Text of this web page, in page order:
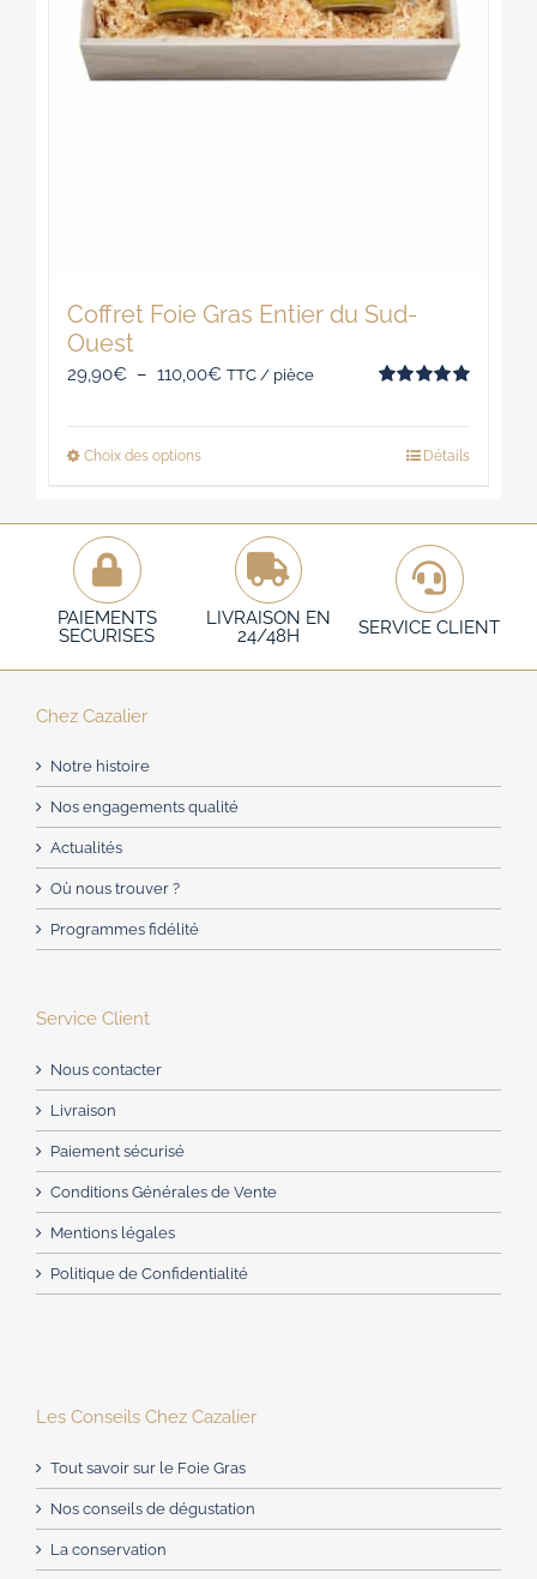
produit
Coffret Foie Gras Entier du Sud-
Ouest
29,90€ – 110,00€Plage
110,00€
TTC / pièce
Choix des optionsCe
a
plusieurs
variations.
Les
sur
la
page
Détails
PAIEMENTS
SECURISES
LIVRAISON EN
24/48H
SERVICE CLIENT
Chez Cazalier
Notre histoire
Nos engagements qualité
Actualités
Où nous trouver ?
Programmes fidélité
Service Client
Nous contacter
Livraison
Paiement sécurisé
Conditions Générales de Vente
Mentions légales
Politique de Confidentialité
Les Conseils Chez Cazalier
Tout savoir sur le Foie Gras
Nos conseils de dégustation
La conservation